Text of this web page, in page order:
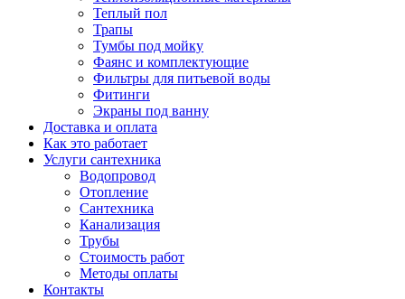
Теплый пол
Трапы
Тумбы под мойку
Фаянс и комплектующие
Фильтры для питьевой воды
Фитинги
Экраны под ванну
Доставка и оплата
Как это работает
Услуги сантехника
Водопровод
Отопление
Сантехника
Канализация
Трубы
Стоимость работ
Методы оплаты
Контакты